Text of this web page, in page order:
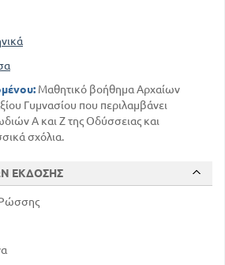
Μαθητικό βοήθημα Αρχαίων
Γυμνασίου που περιλαμβάνει
Α και Ζ της Οδύσσειας και
σχόλια.
ΕΚΔΟΣΗΣ